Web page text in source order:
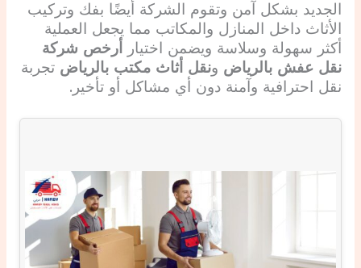
الجديد بشكل آمن وتقوم الشركة أيضًا بفك وتركيب
الأثاث داخل المنازل والمكاتب مما يجعل العملية
أكثر سهولة وسلاسة ويضمن اختيار
أرخص شركة
نقل عفش بالرياض ونقل أثاث مكتب بالرياض تجربة
نقل احترافية وآمنة دون أي مشاكل أو تأخير.